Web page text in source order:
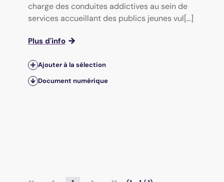
charge des conduites addictives au sein de
services accueillant des publics jeunes vul[...]
Plus d'info
Ajouter à la sélection
Document numérique